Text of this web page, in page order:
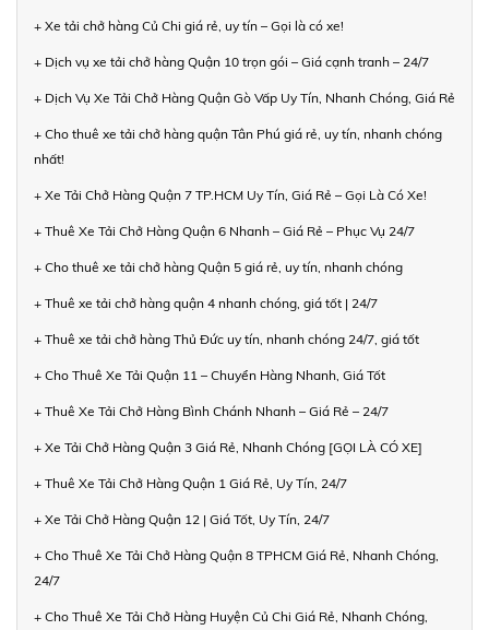
+ Xe tải chở hàng Củ Chi giá rẻ, uy tín – Gọi là có xe!
+ Dịch vụ xe tải chở hàng Quận 10 trọn gói – Giá cạnh tranh – 24/7
+ Dịch Vụ Xe Tải Chở Hàng Quận Gò Vấp Uy Tín, Nhanh Chóng, Giá Rẻ
+ Cho thuê xe tải chở hàng quận Tân Phú giá rẻ, uy tín, nhanh chóng
nhất!
+ Xe Tải Chở Hàng Quận 7 TP.HCM Uy Tín, Giá Rẻ – Gọi Là Có Xe!
+ Thuê Xe Tải Chở Hàng Quận 6 Nhanh – Giá Rẻ – Phục Vụ 24/7
+ Cho thuê xe tải chở hàng Quận 5 giá rẻ, uy tín, nhanh chóng
+ Thuê xe tải chở hàng quận 4 nhanh chóng, giá tốt | 24/7
+ Thuê xe tải chở hàng Thủ Đức uy tín, nhanh chóng 24/7, giá tốt
+ Cho Thuê Xe Tải Quận 11 – Chuyển Hàng Nhanh, Giá Tốt
+ Thuê Xe Tải Chở Hàng Bình Chánh Nhanh – Giá Rẻ – 24/7
+ Xe Tải Chở Hàng Quận 3 Giá Rẻ, Nhanh Chóng [GỌI LÀ CÓ XE]
+ Thuê Xe Tải Chở Hàng Quận 1 Giá Rẻ, Uy Tín, 24/7
+ Xe Tải Chở Hàng Quận 12 | Giá Tốt, Uy Tín, 24/7
+ Cho Thuê Xe Tải Chở Hàng Quận 8 TPHCM Giá Rẻ, Nhanh Chóng,
24/7
+ Cho Thuê Xe Tải Chở Hàng Huyện Củ Chi Giá Rẻ, Nhanh Chóng,